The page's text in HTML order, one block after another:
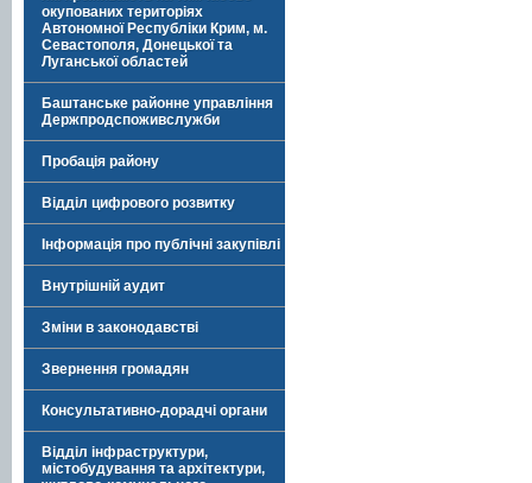
окупованих територіях
Автономної Республіки Крим, м.
Севастополя, Донецької та
Луганської областей
Баштанське районне управління
Держпродспоживслужби
Пробація району
Відділ цифрового розвитку
Інформація про публічні закупівлі
Внутрішній аудит
Зміни в законодавстві
Звернення громадян
Консультативно-дорадчі органи
Відділ інфраструктури,
містобудування та архітектури,